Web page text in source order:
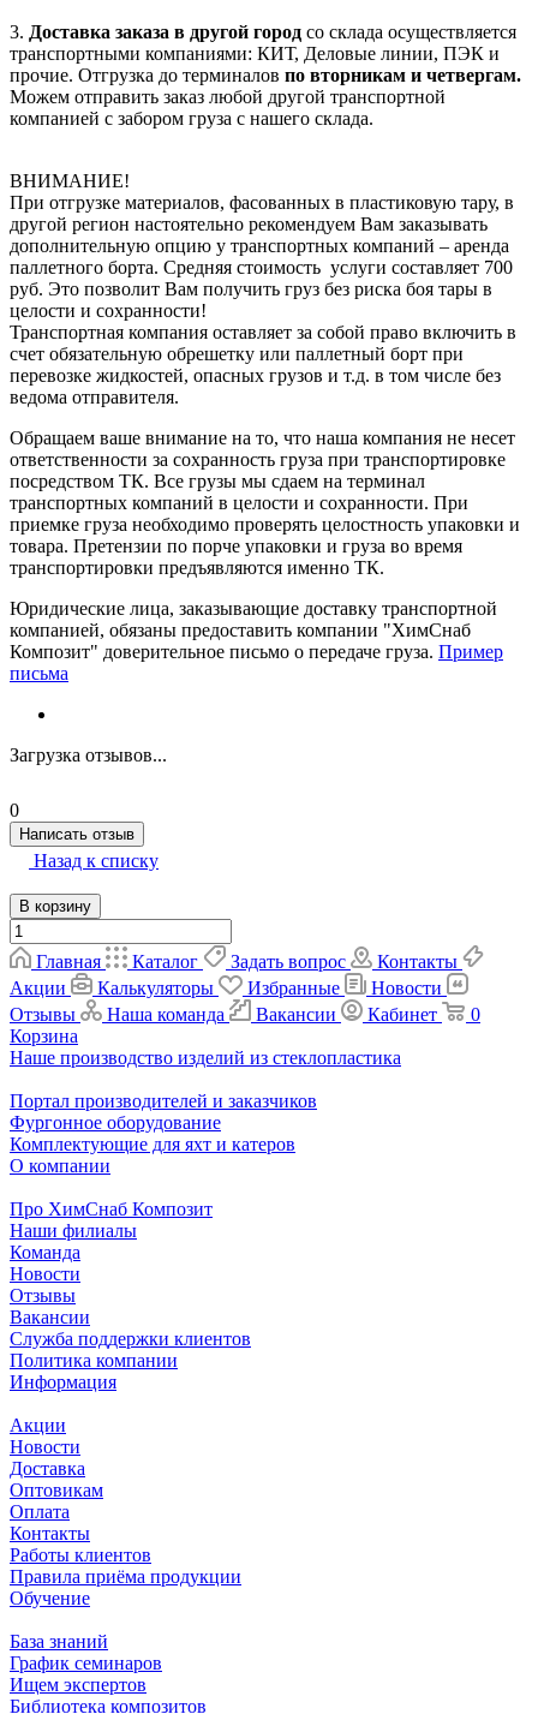
3. Доставка заказа в другой город со склада осуществляется
транспортными компаниями: КИТ, Деловые линии, ПЭК и
прочие. Отгрузка до терминалов по вторникам и четвергам.
Можем отправить заказ любой другой транспортной
компанией с забором груза с нашего склада.
ВНИМАНИЕ!
При отгрузке материалов, фасованных в пластиковую тару, в
другой регион настоятельно рекомендуем Вам заказывать
дополнительную опцию у транспортных компаний – аренда
паллетного борта. Средняя стоимость услуги составляет 700
руб. Это позволит Вам получить груз без риска боя тары в
целости и сохранности!
Транспортная компания оставляет за собой право включить в
счет обязательную обрешетку или паллетный борт при
перевозке жидкостей, опасных грузов и т.д. в том числе без
ведома отправителя.
Обращаем ваше внимание на то, что наша компания не несет
ответственности за сохранность груза при транспортировке
посредством ТК. Все грузы мы сдаем на терминал
транспортных компаний в целости и сохранности. При
приемке груза необходимо проверять целостность упаковки и
товара. Претензии по порче упаковки и груза во время
транспортировки предъявляются именно ТК.
Юридические лица, заказывающие доставку транспортной
компанией, обязаны предоставить компании "ХимСнаб
Композит" доверительное письмо о передаче груза. Пример
письма
Загрузка отзывов...
0
Написать отзыв
Назад к списку
В корзину
Главная Каталог Задать вопрос
Контакты
Акции
Калькуляторы Избранные
Новости
Отзывы
Наша команда Вакансии Кабинет
0
Корзина
Наше производство изделий из стеклопластика
Портал производителей и заказчиков
Фургонное оборудование
Комплектующие для яхт и катеров
О компании
Про ХимСнаб Композит
Наши филиалы
Команда
Новости
Отзывы
Вакансии
Служба поддержки клиентов
Политика компании
Информация
Акции
Новости
Доставка
Оптовикам
Оплата
Контакты
Работы клиентов
Правила приёма продукции
Обучение
База знаний
График семинаров
Ищем экспертов
Библиотека композитов